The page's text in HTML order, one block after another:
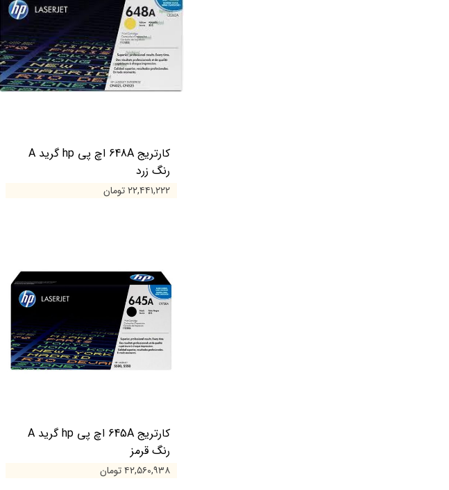
کارتریج 648A اچ پی hp گرید A
رنگ زرد
۲۲,۴۴۱,۲۲۲ تومان
کارتریج 645A اچ پی hp گرید A
رنگ قرمز
۴۲,۵۶۰,۹۳۸ تومان